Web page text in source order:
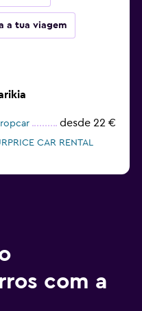
a tua viagem
desde 22 €
CAR RENTAL
com a